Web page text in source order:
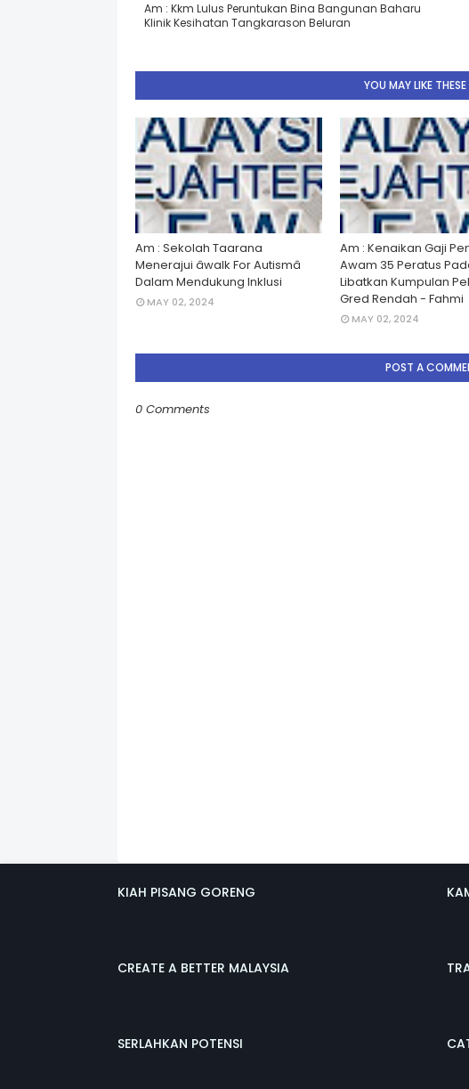
Am : Kkm Lulus Peruntukan Bina Bangunan Baharu
Klinik Kesihatan Tangkarason Beluran
YOU MAY LIKE
Am : Sekolah Taarana
Menerajui âwalk For Autismâ
Dalam Mendukung Inklusi
MAY 02, 2024
Am : Kenaikan Gaji
Awam 35 Peratus
Libatkan Kumpulan
Gred Rendah - Fahmi
MAY 02, 2024
POST A
0 Comments
KIAH PISANG GORENG
CREATE A BETTER MALAYSIA
SERLAHKAN POTENSI